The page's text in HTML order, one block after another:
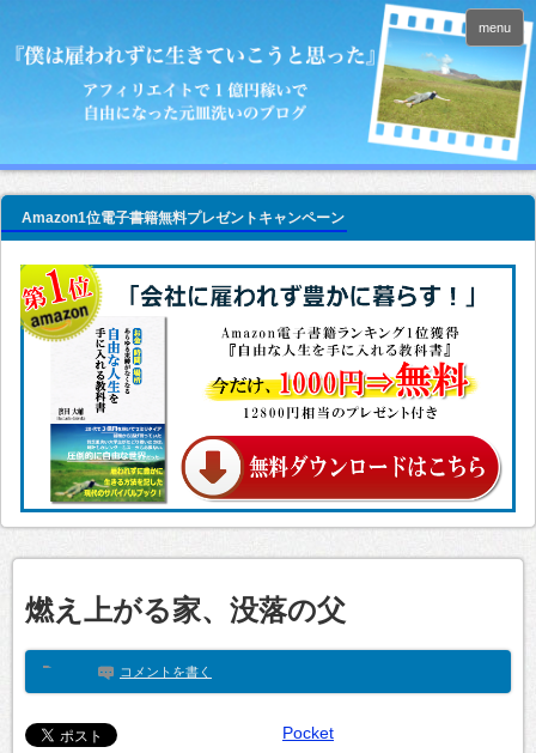
menu
Amazon1位電子書籍無料プレゼントキャンペーン
燃え上がる家、没落の父
コメントを書く
Pocket